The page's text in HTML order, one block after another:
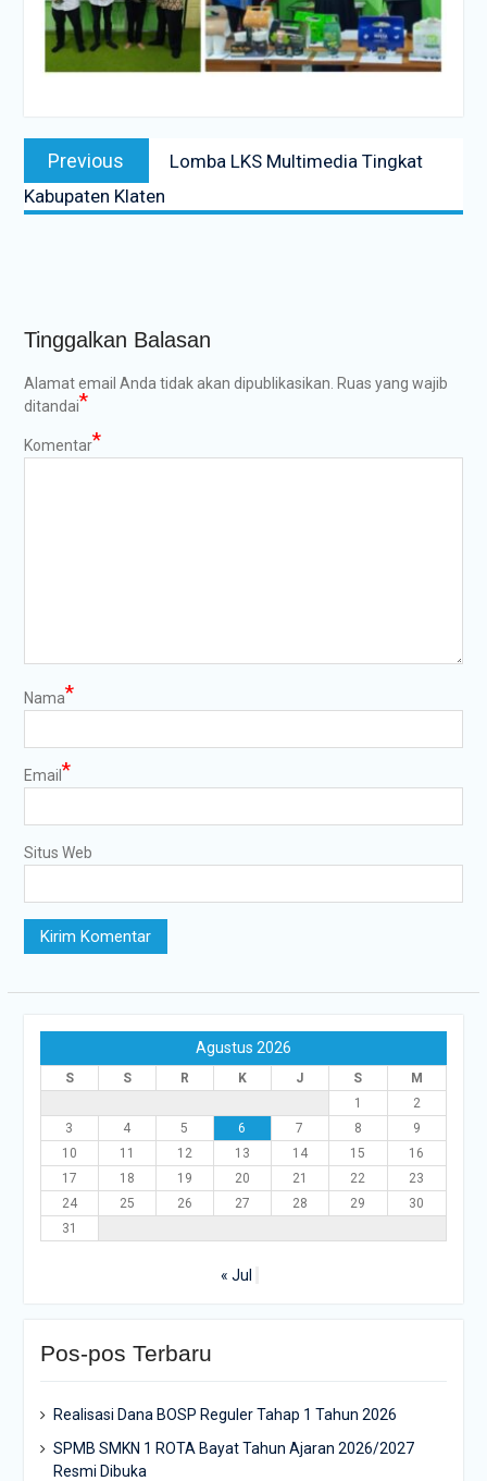
Navigasi
posPrevious
post:
Lomba LKS Multimedia Tingkat
Kabupaten Klaten
Tinggalkan Balasan
Alamat email Anda tidak akan dipublikasikan. Ruas yang wajib
ditandai*
Komentar*
Nama*
Email*
Situs Web
Agustus 2026
S S R K J S
M
1
2
3
4 5 6 7 8
9
10
11 12 13 14 15
16
17
18 19 20 21 22
23
24
25 26 27 28 29
30
31
« Jul
Pos-pos Terbaru
Realisasi Dana BOSP Reguler Tahap 1 Tahun 2026
SPMB SMKN 1 ROTA Bayat Tahun Ajaran 2026/2027
Resmi Dibuka